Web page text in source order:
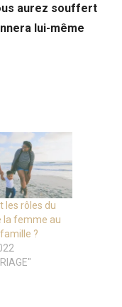
aurez souffert
lui-même
les rôles du
la femme au
?